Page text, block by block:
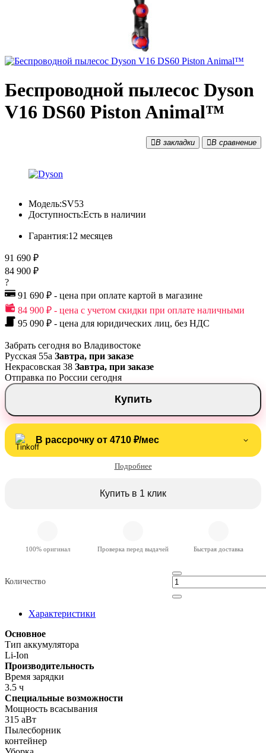
Беспроводной пылесос Dyson
V16 DS60 Piston Animal™
В закладки В сравнение
Модель:SV53
Доступность:Есть в наличии
Гарантия:12 месяцев
91 690 ₽
84 900 ₽
?
91 690 ₽ - цена при оплате картой в магазине
84 900 ₽ - цена с учетом скидки при оплате наличными
95 090 ₽ - цена для юридических лиц, без НДС
Купить
В рассрочку от 4710 ₽/мес
Подробнее
Купить в 1 клик
Забрать сегодня во Владивостоке
Русская 55а Завтра, при заказе
Некрасовская 38 Завтра, при заказе
Отправка по России сегодня
100% оригинал Проверка перед выдачей Быстрая доставка
Количество
Характеристики
Основное
Тип аккумулятора
Li-Ion
Производительность
Время зарядки
3.5 ч
Специальные возможности
Мощность всасывания
315 аВт
Пылесборник
контейнер